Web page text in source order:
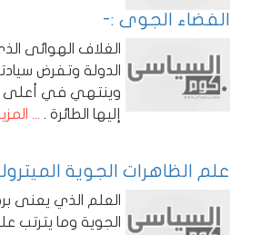
الفضاء الجوى :-
الغلاف الهوائى
الدولة وتفرض
وينتهي في أعلى
إليها الطائرة . ...
علم الظاهرات الجوية
العلم الذي يعنى
الجوية وما يترتب